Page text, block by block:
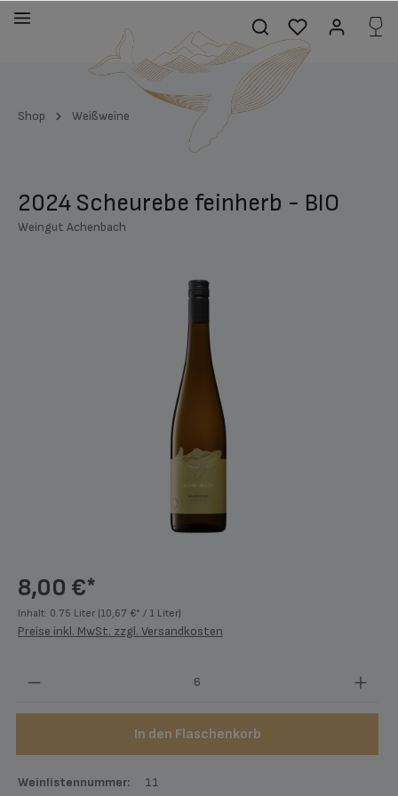
springen
Shop Weißweine
2024 Scheurebe feinherb - BIO
Weingut Achenbach
8,00 €*
Inhalt: 0.75 Liter (10,67 €* / 1 Liter)
Preise inkl. MwSt. zzgl. Versandkosten
Produkt Anzahl: Gib den gewünschten Wert
In den Flaschenkorb
Weinlistennummer:
11